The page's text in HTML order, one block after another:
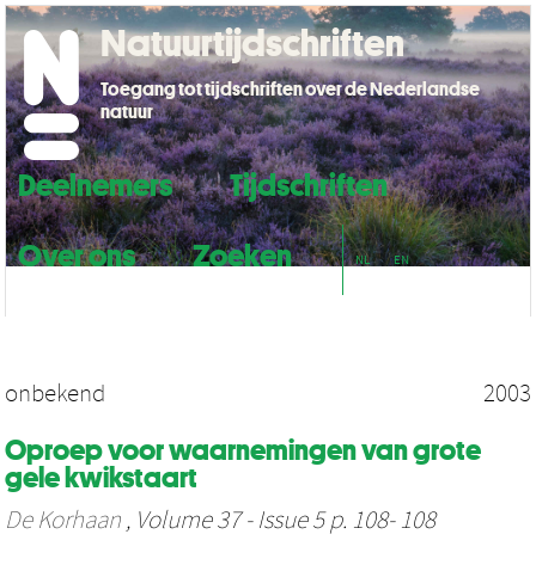
Deelnemers
Tijdschriften
Over ons
Zoeken NL EN
Natuurtijdschriften
Toegang tot tijdschriften over de Nederlandse
natuur
onbekend 2003
Oproep voor waarnemingen van grote
gele kwikstaart
De Korhaan , Volume 37 - Issue 5 p. 108- 108